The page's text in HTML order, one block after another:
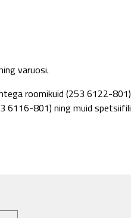
varuosi.
roomikuid (253 6122-
801) ning muid